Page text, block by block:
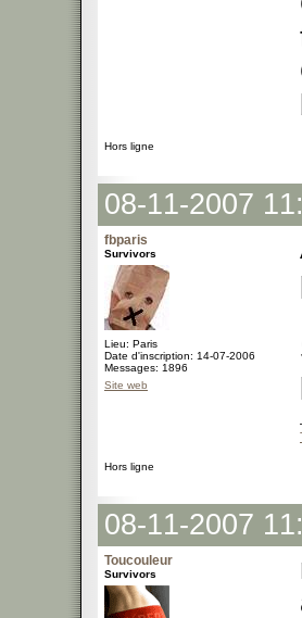
Hors ligne
08-11-2007
fbparis
Survivors
Lieu: Paris
Date d'inscription: 14-07-2006
Messages: 1896
Site web
Hors ligne
08-11-2007
Toucouleur
Survivors